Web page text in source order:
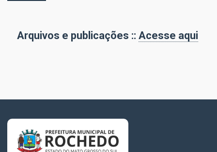
Arquivos e publicações :: Acesse aqui